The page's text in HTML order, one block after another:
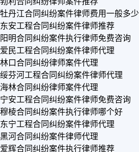
牡丹江合同纠纷案件律师费用一般多少
东安工程合同纠纷案件律师推荐
阳明合同纠纷案件执行律师免费咨询
爱民工程合同纠纷案件律师代理
林口合同纠纷律师案件代理
绥芬河工程合同纠纷案件律师代理
海林合同纠纷律师案件代理
宁安工程合同纠纷案件律师免费咨询
穆棱合同纠纷案件执行律师哪个好
东宁工程合同纠纷案件律师代理
黑河合同纠纷案件律师代理
爱辉合同纠纷案件执行律师推荐